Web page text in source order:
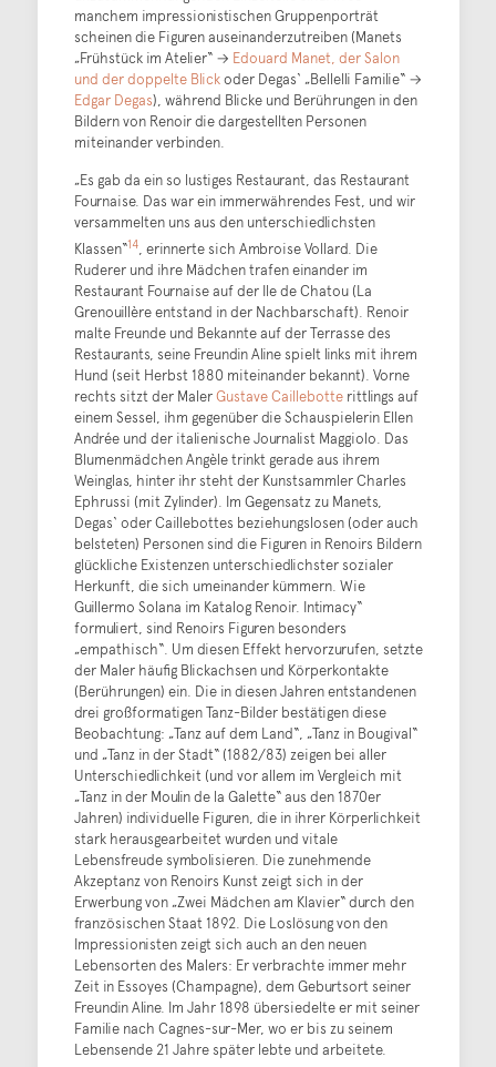
manchem impressionistischen Gruppenporträt
scheinen die Figuren auseinanderzutreiben (Manets
„Frühstück im Atelier“ → Edouard Manet, der Salon
und der doppelte Blickoder Degas‘ „Bellelli Familie“ →
Edgar Degas), während Blicke und Berührungen in den
Bildern von Renoir die dargestellten Personen
miteinander verbinden.
„Es gab da ein so lustiges Restaurant, das Restaurant
Fournaise. Das war ein immerwährendes Fest, und wir
versammelten uns aus den unterschiedlichsten
Klassen“14, erinnerte sich Ambroise Vollard. Die
Ruderer und ihre Mädchen trafen einander im
Restaurant Fournaise auf der Ile de Chatou (La
Grenouillère entstand in der Nachbarschaft). Renoir
malte Freunde und Bekannte auf der Terrasse des
Restaurants, seine Freundin Aline spielt links mit ihrem
Hund (seit Herbst 1880 miteinander bekannt). Vorne
rechts sitzt der MalerGustave Caillebotterittlings auf
einem Sessel, ihm gegenüber die Schauspielerin Ellen
Andrée und der italienische Journalist Maggiolo. Das
Blumenmädchen Angèle trinkt gerade aus ihrem
Weinglas, hinter ihr steht der Kunstsammler Charles
Ephrussi (mit Zylinder). Im Gegensatz zu Manets,
Degas‘ oder Caillebottes beziehungslosen (oder auch
belsteten) Personen sind die Figuren in Renoirs Bildern
glückliche Existenzen unterschiedlichster sozialer
Herkunft, die sich umeinander kümmern. Wie
Guillermo Solana im Katalog Renoir. Intimacy“
formuliert, sind Renoirs Figuren besonders
„empathisch“. Um diesen Effekt hervorzurufen, setzte
der Maler häufig Blickachsen und Körperkontakte
(Berührungen) ein. Die in diesen Jahren entstandenen
drei großformatigen Tanz-Bilder bestätigen diese
Beobachtung: „Tanz auf dem Land“, „Tanz in Bougival“
und „Tanz in der Stadt“ (1882/83) zeigen bei aller
Unterschiedlichkeit (und vor allem im Vergleich mit
„Tanz in der Moulin de la Galette“ aus den 1870er
Jahren) individuelle Figuren, die in ihrer Körperlichkeit
stark herausgearbeitet wurden und vitale
Lebensfreude symbolisieren. Die zunehmende
Akzeptanz von Renoirs Kunst zeigt sich in der
Erwerbung von „Zwei Mädchen am Klavier“ durch den
französischen Staat 1892. Die Loslösung von den
Impressionisten zeigt sich auch an den neuen
Lebensorten des Malers: Er verbrachte immer mehr
Zeit in Essoyes (Champagne), dem Geburtsort seiner
Freundin Aline. Im Jahr 1898 übersiedelte er mit seiner
Familie nach Cagnes-sur-Mer, wo er bis zu seinem
Lebensende 21 Jahre später lebte und arbeitete.